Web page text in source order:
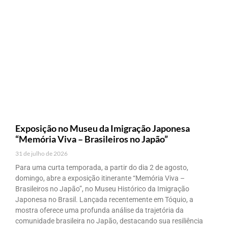
Exposição no Museu da Imigração Japonesa
“Memória Viva – Brasileiros no Japão”
31 de julho de 2026
Para uma curta temporada, a partir do dia 2 de agosto,
domingo, abre a exposição itinerante “Memória Viva –
Brasileiros no Japão”, no Museu Histórico da Imigração
Japonesa no Brasil. Lançada recentemente em Tóquio, a
mostra oferece uma profunda análise da trajetória da
comunidade brasileira no Japão, destacando sua resiliência